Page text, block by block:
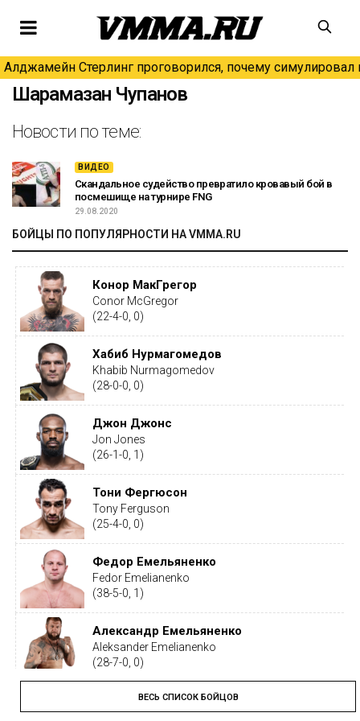
Алджамейн Стерлинг проговорился, почему симулировал
Шарамазан Чупанов
Новости по теме:
ВИДЕО
Скандальное судейство превратило кровавый бой в
посмешище на турнире FNG
29.08.2020
БОЙЦЫ ПО ПОПУЛЯРНОСТИ НА VMMA.RU
Конор МакГрегор
Conor McGregor
(22-4-0, 0)
Хабиб Нурмагомедов
Khabib Nurmagomedov
(28-0-0, 0)
Джон Джонс
Jon Jones
(26-1-0, 1)
Тони Фергюсон
Tony Ferguson
(25-4-0, 0)
Федор Емельяненко
Fedor Emelianenko
(38-5-0, 1)
Александр Емельяненко
Aleksander Emelianenko
(28-7-0, 0)
Тайрон Вудли
Tyron Woodley
ВЕСЬ СПИСОК БОЙЦОВ